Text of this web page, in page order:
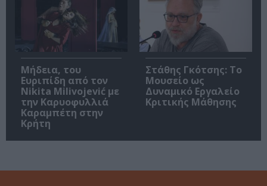
Μήδεια, του
Ευριπίδη από τον
Nikita Milivojević με
την Καρυοφυλλιά
Καραμπέτη στην
Κρήτη
Στάθης Γκότσης: Το
Μουσείο ως
Δυναμικό Εργαλείο
Κριτικής Μάθησης